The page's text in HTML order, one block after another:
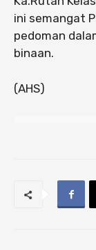
ini semangat
pedoman
binaan.
(AHS)